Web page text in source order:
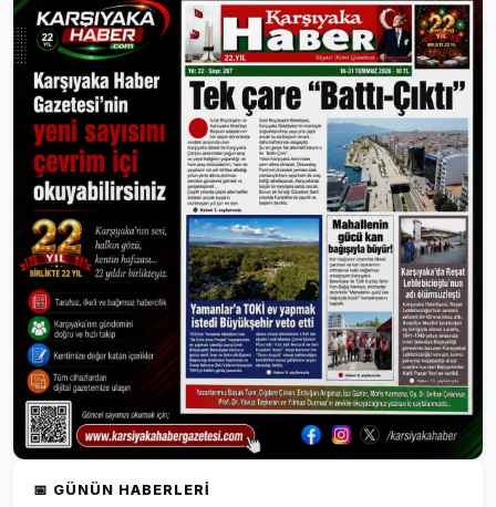
📅 GÜNÜN HABERLERI